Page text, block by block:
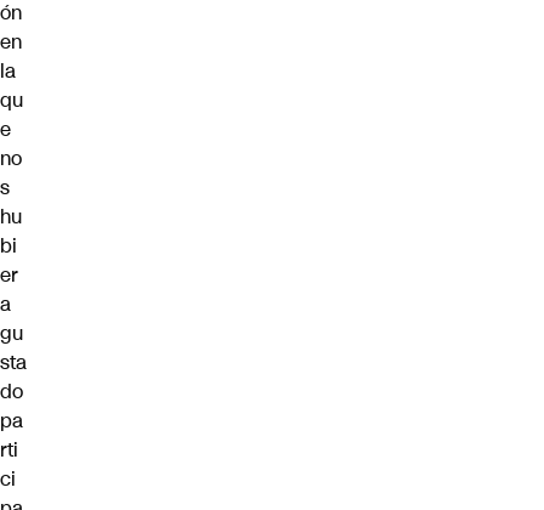
ón
en
la
qu
e
no
s
hu
bi
er
a
gu
sta
do
pa
rti
ci